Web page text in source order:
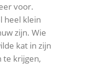
voor.
heel klein
zijn. Wie
kat in zijn
te krijgen,